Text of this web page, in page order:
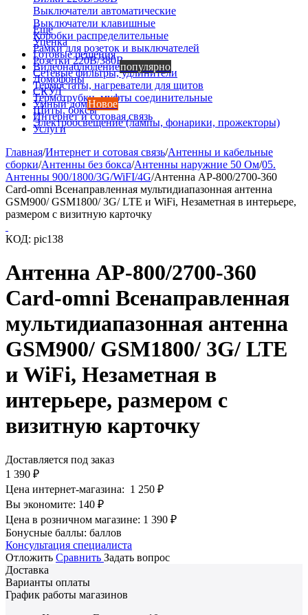
Выключатели автоматические
Выключатели клавишные
Коробки распределительные
Рамки для розеток и выключателей
Розетки 220В/380В
Сетевые фильтры, удлинители
Термостаты, нагреватели для щитов
Термотрубки, муфты соединительные
Щиты, боксы
Электроосвещение (лампы, фонарики, прожекторы)
Еще
Уценка
Готовые решения
Видеонаблюдениепопулярно
Домофоны
СКУД
Умный домНовое
Интернет и сотовая связь
Услуги
Главная/Интернет и сотовая связь/Антенны и кабельные
сборки/Антенны без бокса/Антенны наружние 50 Ом/05.
Антенны 900/1800/3G/WiFI/4G/Антенна AP-800/2700-360
Card-omni Всенаправленная мультидиапазонная антенна
GSM900/ GSM1800/ 3G/ LTE и WiFi, Незаметная в интерьере,
размером с визитную карточку
КОД: pic138
Антенна AP-800/2700-360
Card-omni Всенаправленная
мультидиапазонная антенна
GSM900/ GSM1800/ 3G/ LTE
и WiFi, Незаметная в
интерьере, размером с
визитную карточку
Доставляется под заказ
1 390 ₽
Цена интернет-магазина: 1 250 ₽
Вы экономите: 140 ₽
Цена в розничном магазине: 1 390 ₽
Бонусные баллы: баллов
Консультация специалиста
Отложить Сравнить Задать вопрос
Доставка
Варианты оплаты
График работы магазинов